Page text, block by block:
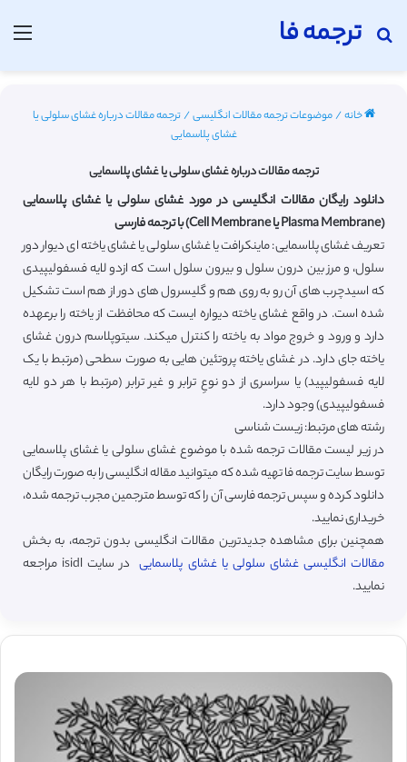
ترجمه فا
جستجو برای
خانه/موضوعات ترجمه مقالات انگلیسی/ترجمه مقالات درباره غشای سلولی یا
غشای پلاسمایی
ترجمه مقالات درباره غشای سلولی یا غشای پلاسمایی
دانلود رایگان مقالات انگلیسی در مورد غشای سلولی یا غشای پلاسمایی
(Plasma Membrane یا Cell Membrane) با ترجمه فارسی
تعریف غشای پلاسمایی: ماینکرافت یا غشای سلولی یا غشای یاخته ای دیوار دور
سلول، و مرز بین درون سلول و بیرون سلول است که ازدو لایه فسفولیپیدی
که اسیدچرب های آن رو به روی هم و گلیسرول های دور از هم است تشکیل
شده است. در واقع غشای یاخته دیواره ایست که محافظت از یاخته را برعهده
دارد و ورود و خروج مواد به یاخته را کنترل میکند. سیتوپلاسم درون غشای
یاخته جای دارد. در غشای یاخته پروتئین هایی به صورت سطحی (مرتبط با یک
لایه فسفولیپید) یا سراسری از دو نوعِ ترابر و غیر ترابر (مرتبط با هر دو لایه
فسفولیپیدی) وجود دارد.
رشته های مرتبط: زیست شناسی
در زیر لیست مقالات ترجمه شده با موضوع غشای سلولی یا غشای پلاسمایی
توسط سایت ترجمه فا تهیه شده که میتوانید مقاله انگلیسی را به صورت رایگان
دانلود کرده و سپس ترجمه فارسی آن را که توسط مترجمین مجرب ترجمه شده،
خریداری نمایید.
همچنین برای مشاهده جدیدترین مقالات انگلیسی بدون ترجمه، به بخش
مقالات انگلیسی غشای سلولی یا غشای پلاسمایی
در سایت isidl مراجعه
نمایید.